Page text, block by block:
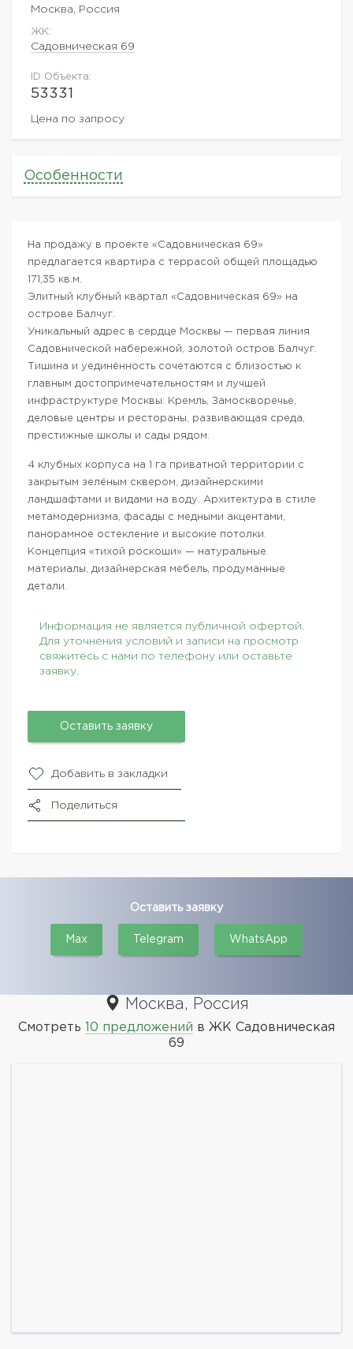
Москва, Россия
ЖK:
Садовническая 69
ID Объекта:
53331
Цена по запросу
Особенности
На продажу в проекте «Садовническая 69»
предлагается квартира с террасой общей площадью
171,35 кв.м.
Элитный клубный квартал «Садовническая 69» на
острове Балчуг.
Уникальный адрес в сердце Москвы — первая линия
Садовнической набережной, золотой остров Балчуг.
Тишина и уединённость сочетаются с близостью к
главным достопримечательностям и лучшей
инфраструктуре Москвы: Кремль, Замоскворечье,
деловые центры и рестораны, развивающая среда,
престижные школы и сады рядом.
4 клубных корпуса на 1 га приватной территории с
закрытым зелёным сквером, дизайнерскими
ландшафтами и видами на воду. Архитектура в стиле
метамодернизма, фасады с медными акцентами,
панорамное остекление и высокие потолки.
Концепция «тихой роскоши» — натуральные
материалы, дизайнерская мебель, продуманные
детали.
Информация не является публичной офертой.
Для уточнения условий и записи на просмотр
свяжитесь с нами по телефону или оставьте
заявку.
Оставить заявку
Добавить в закладки
Поделиться
Оставить заявку
Max Telegram WhatsApp
Москва, Россия
Смотреть 10 предложений в ЖК Садовническая
69